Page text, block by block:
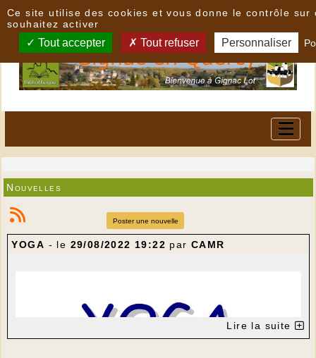
Nouvelles
Poster une nouvelle
YOGA - le 29/08/2022 19:22 par CAMR
Lire la suite
Ce site utilise des cookies et vous donne le contrôle sur
souhaitez activer
Tout accepter Tout refuser Personnaliser